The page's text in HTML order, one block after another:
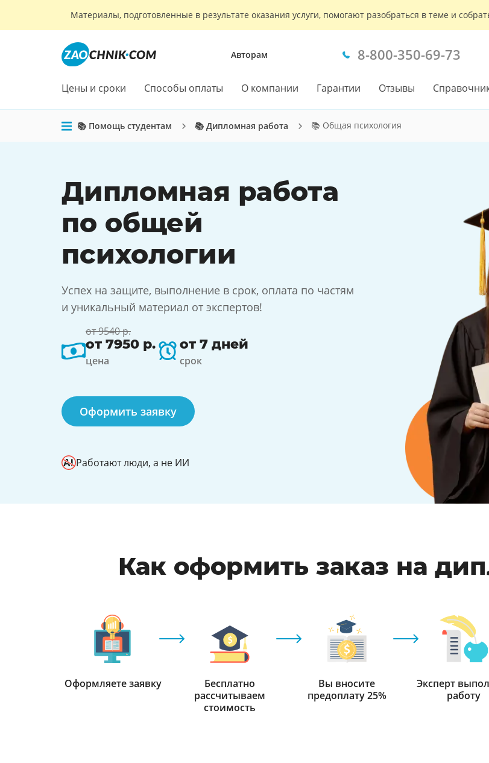
Материалы, подготовленные в результате оказания услуги, помогают разобраться в теме и
Авторам 8-800-350-69-73
Цены и сроки Способы оплаты О компании Гарантии Отзывы
📚 Помощь студентам 📚 Дипломная работа 📚 Общая психология
Дипломная работа
по общей
психологии
Успех на защите, выполнение в срок, оплата по частям
и уникальный материал от экспертов!
от 9540 р.
от 7950 р.
цена
от 7 дней
срок
Оформить заявку
Работают люди, а не ИИ
Как оформить заказ на
Оформляете заявку
Бесплатно
рассчитываем
стоимость
Вы вносите
предоплату 25%
Эксперт
работу